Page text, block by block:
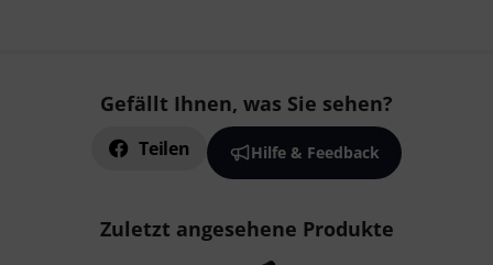
Gefällt Ihnen, was Sie sehen?
Teilen Hilfe & Feedback
Zuletzt angesehene Produkte